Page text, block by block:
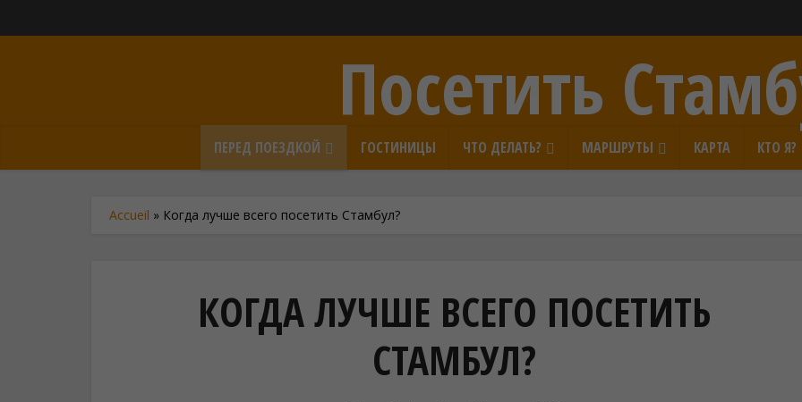
Посетить
ПЕРЕД ПОЕЗДКОЙ ГОСТИНИЦЫ ЧТО ДЕЛАТЬ? МАРШРУТЫ КАРТА КТО Я?
Accueil » Когда лучше всего посетить Стамбул?
КОГДА ЛУЧШЕ ВСЕГО ПОСЕТИТЬ
СТАМБУЛ?